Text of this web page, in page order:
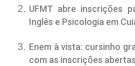
UFMT abre inscrições
Inglês e Psicologia em
Enem à vista: cursinho
com as inscrições abertas